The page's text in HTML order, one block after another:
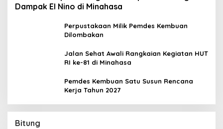
Dampak El Nino di Minahasa
Perpustakaan Milik Pemdes Kembuan
Dilombakan
Jalan Sehat Awali Rangkaian Kegiatan HUT
RI ke-81 di Minahasa
Pemdes Kembuan Satu Susun Rencana
Kerja Tahun 2027
Bitung